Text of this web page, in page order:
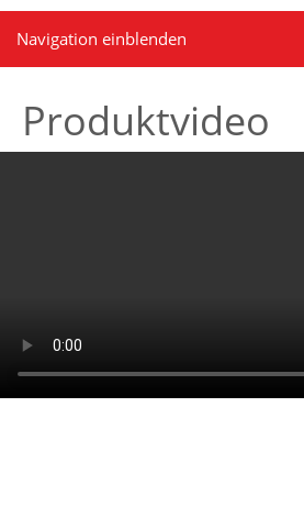
Navigation einblenden
Produktvideo